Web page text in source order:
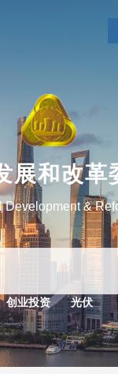
展和改革
Development &
创业投资 光伏